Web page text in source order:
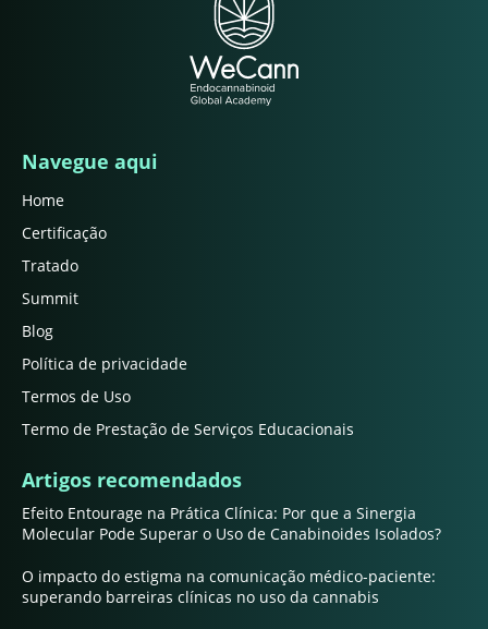
Navegue aqui
Home
Certificação
Tratado
Summit
Blog
Política de privacidade
Termos de Uso
Termo de Prestação de Serviços Educacionais
Artigos recomendados
Efeito Entourage na Prática Clínica: Por que a Sinergia
Molecular Pode Superar o Uso de Canabinoides Isolados?
O impacto do estigma na comunicação médico-paciente:
superando barreiras clínicas no uso da cannabis